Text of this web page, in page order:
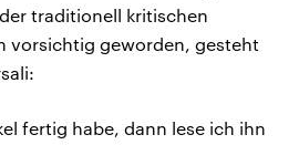
traditionell kritischen
vorsichtig geworden, gesteht
fertig habe, dann lese ich ihn